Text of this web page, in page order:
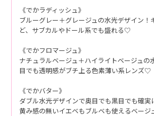
《でかラディッシュ》
ブルーグレー＋グレージュの水光デザイン！
ど、サブカルやドール系でも盛れる♡
《でかフロマージュ》
ナチュラルベージュ＋ハイライトベージュの
目でも透明感がブチ上る色素薄い系レンズ♡
《でかバター》
ダブル水光デザインで奥目でも黒目でも確
黄み感の無いイエベもブルベも使えるベージ